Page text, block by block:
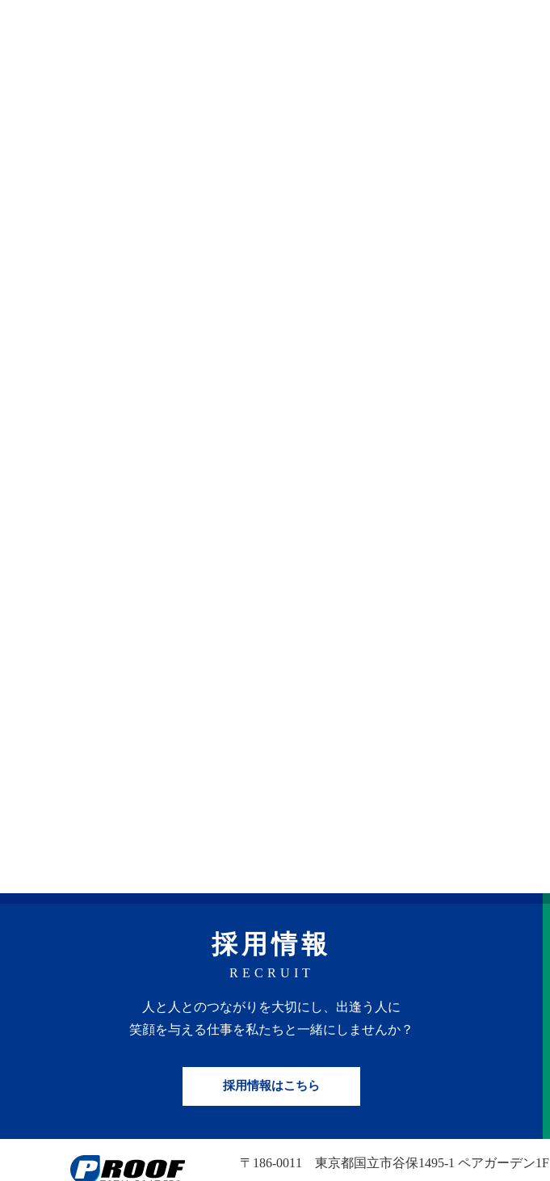
採用情報
RECRUIT
人と人とのつながりを大切にし、 出逢う人に
笑顔を与える仕事を私たちと一緒にしませんか？
採用情報はこちら
〒186-0011 東京都国立市谷保1495-1 ペアガーデン1F